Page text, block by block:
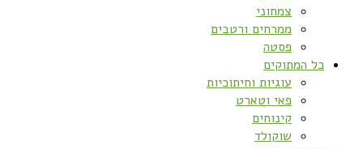
צמחוני
ממרחים ורטבים
פסטה
כל המתוקים
עוגיות וחיתוכיות
פאי וטארט
קינוחים
שוקולד